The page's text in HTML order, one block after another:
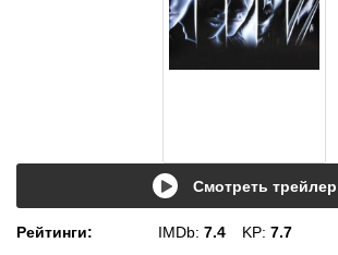
Смотреть трейлер
Рейтинги: IMDb: 7.4 KP: 7.7